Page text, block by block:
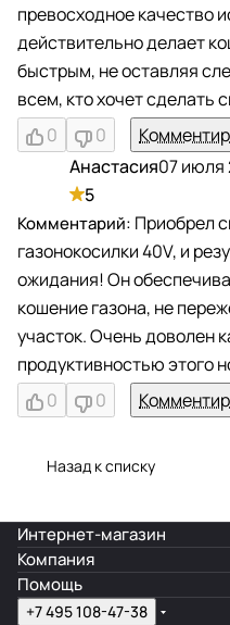
превосходное качество
действительно делает
быстрым, не оставляя
всем, кто хочет сделать
0
0
Анастасия07 июля
5
Приобрел
газонокосилки 40V, и
ожидания! Он
кошение газона, не
участок. Очень доволен
продуктивностью этого
0
0
Назад к списку
Интернет-магазин
Компания
Помощь
+7 495 108-47-38